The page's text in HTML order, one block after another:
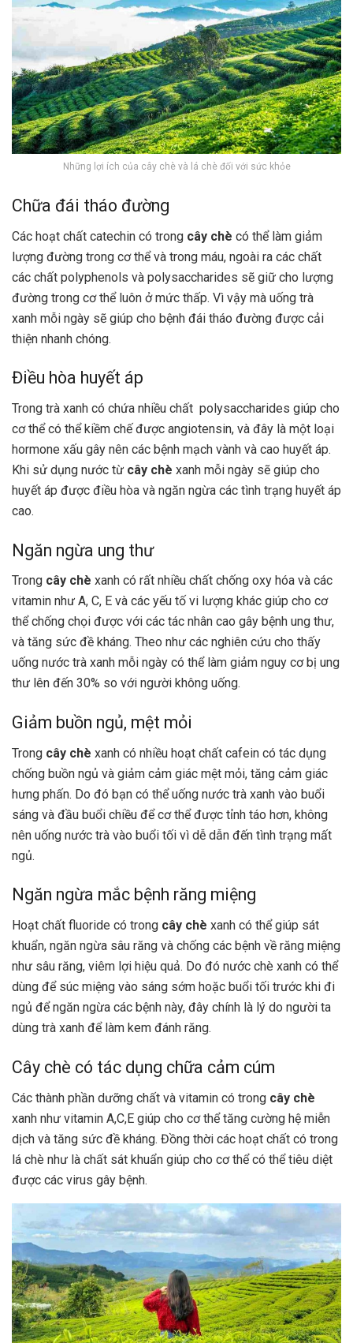
Những lợi ích của cây chè và lá chè đối với sức khỏe
Chữa đái tháo đường
Các hoạt chất catechin có trong cây chè có thể làm giảm
lượng đường trong cơ thể và trong máu, ngoài ra các chất
các chất polyphenols và polysaccharides sẽ giữ cho lượng
đường trong cơ thể luôn ở mức thấp. Vì vậy mà uống trà
xanh mỗi ngày sẽ giúp cho bệnh đái tháo đường được cải
thiện nhanh chóng.
Điều hòa huyết áp
Trong trà xanh có chứa nhiều chất polysaccharides giúp cho
cơ thể có thể kiềm chế được angiotensin, và đây là một loại
hormone xấu gây nên các bệnh mạch vành và cao huyết áp.
Khi sử dụng nước từ cây chè xanh mỗi ngày sẽ giúp cho
huyết áp được điều hòa và ngăn ngừa các tình trạng huyết áp
cao.
Ngăn ngừa ung thư
Trong cây chè xanh có rất nhiều chất chống oxy hóa và các
vitamin như A, C, E và các yếu tố vi lượng khác giúp cho cơ
thể chống chọi được với các tác nhân cao gây bệnh ung thư,
và tăng sức đề kháng. Theo như các nghiên cứu cho thấy
uống nước trà xanh mỗi ngày có thể làm giảm nguy cơ bị ung
thư lên đến 30% so với người không uống.
Giảm buồn ngủ, mệt mỏi
Trong cây chè xanh có nhiều hoạt chất cafein có tác dụng
chống buồn ngủ và giảm cảm giác mệt mỏi, tăng cảm giác
hưng phấn. Do đó bạn có thể uống nước trà xanh vào buổi
sáng và đầu buổi chiều để cơ thể được tỉnh táo hơn, không
nên uống nước trà vào buổi tối vì dễ dẫn đến tình trạng mất
ngủ.
Ngăn ngừa mắc bệnh răng miệng
Hoạt chất fluoride có trong cây chè xanh có thể giúp sát
khuẩn, ngăn ngừa sâu răng và chống các bệnh về răng miệng
như sâu răng, viêm lợi hiệu quả. Do đó nước chè xanh có thể
dùng để súc miệng vào sáng sớm hoặc buổi tối trước khi đi
ngủ để ngăn ngừa các bệnh này, đây chính là lý do người ta
dùng trà xanh để làm kem đánh răng.
Cây chè có tác dụng chữa cảm cúm
Các thành phần dưỡng chất và vitamin có trong cây chè
xanh như vitamin A,C,E giúp cho cơ thể tăng cường hệ miễn
dịch và tăng sức đề kháng. Đồng thời các hoạt chất có trong
lá chè như là chất sát khuẩn giúp cho cơ thể có thể tiêu diệt
được các virus gây bệnh.